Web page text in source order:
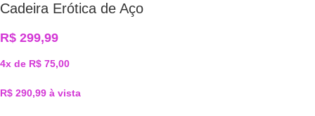
Cadeira Erótica de Aço
R$ 299,99
4x de R$ 75,00
R$ 290,99 à vista